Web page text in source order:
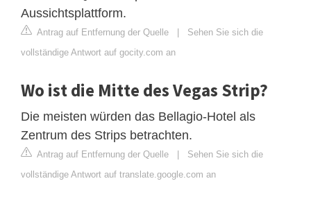
Aussichtsplattform.
Antrag auf Entfernung der Quelle | Sehen Sie sich die
vollständige Antwort auf gocity.com an
Wo ist die Mitte des Vegas Strip?
Die meisten würden das Bellagio-Hotel als
Zentrum des Strips betrachten.
Antrag auf Entfernung der Quelle | Sehen Sie sich die
vollständige Antwort auf translate.google.com an